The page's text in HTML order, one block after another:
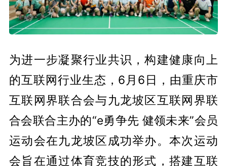
为进一步凝聚行业共识，构建健康向上
的互联网行业生态，6月6日，由重庆市
互联网界联合会与九龙坡区互联网界联
合会联合主办的“e勇争先 健领未来”会员
运动会在九龙坡区成功举办。本次运动
会旨在通过体育竞技的形式，搭建互联